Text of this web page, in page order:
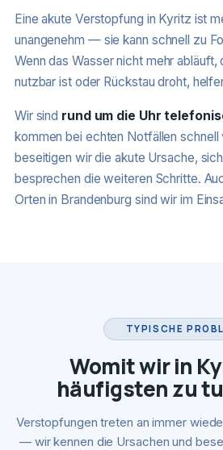
Eine akute Verstopfung in Kyritz ist
unangenehm — sie kann schnell zu
Wenn das Wasser nicht mehr abläuft,
nutzbar ist oder Rückstau droht,
Wir sind rund um die Uhr
kommen bei echten Notfällen schnell
beseitigen wir die akute Ursache,
besprechen die weiteren Schritte.
Orten in Brandenburg sind wir im
TYPISCHE
Womit wir in
häufigsten zu
Verstopfungen treten an immer
— wir kennen die Ursachen und